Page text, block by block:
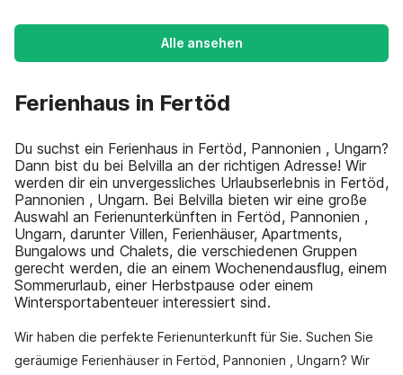
Alle ansehen
Ferienhaus in Fertöd
Du suchst ein Ferienhaus in Fertöd, Pannonien , Ungarn?
Dann bist du bei Belvilla an der richtigen Adresse! Wir
werden dir ein unvergessliches Urlaubserlebnis in Fertöd,
Pannonien , Ungarn. Bei Belvilla bieten wir eine große
Auswahl an Ferienunterkünften in Fertöd, Pannonien ,
Ungarn, darunter Villen, Ferienhäuser, Apartments,
Bungalows und Chalets, die verschiedenen Gruppen
gerecht werden, die an einem Wochenendausflug, einem
Sommerurlaub, einer Herbstpause oder einem
Wintersportabenteuer interessiert sind.
Wir haben die perfekte Ferienunterkunft für Sie. Suchen Sie
geräumige Ferienhäuser in Fertöd, Pannonien , Ungarn? Wir